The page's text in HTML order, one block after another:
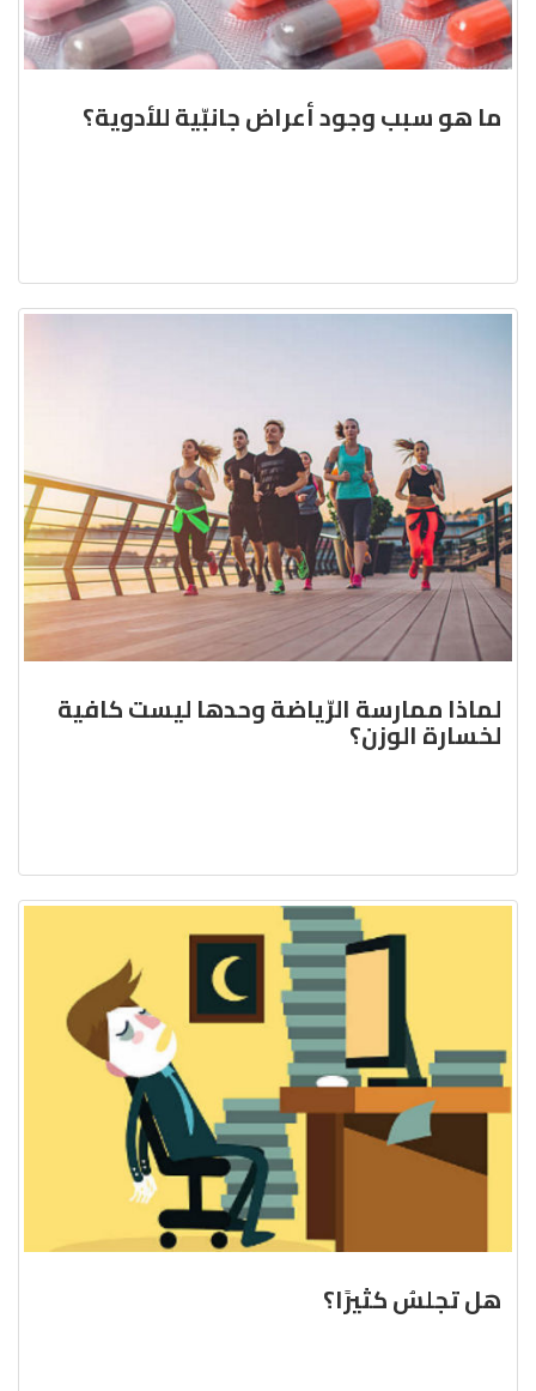
ما هو سبب وجود أعراض جانبّية للأدوية؟
لماذا ممارسة الرّياضة وحدها ليست كافية
لخسارة الوزن؟
هل تجلسُ كثيرًا؟